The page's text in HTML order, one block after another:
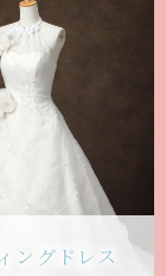
ングドレス